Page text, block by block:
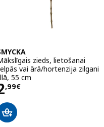
zieds, lietošanai
vai ārā/hortenzija zilgani
55 cm
,99€ 2,99€